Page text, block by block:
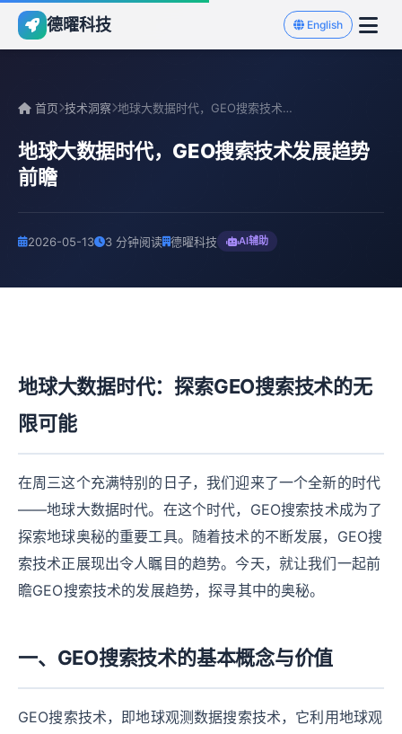
德曜科技 English
首页 技术洞察 地球大数据时代，GEO搜索技术发展趋势前瞻
地球大数据时代，GEO搜索技术发展趋势
前瞻
2026-05-13 3 分钟阅读 德曜科技 AI辅助
地球大数据时代：探索GEO搜索技术的无
限可能
在周三这个充满特别的日子，我们迎来了一个全新的时代
——地球大数据时代。在这个时代，GEO搜索技术成为了
探索地球奥秘的重要工具。随着技术的不断发展，GEO搜
索技术正展现出令人瞩目的趋势。今天，就让我们一起前
瞻GEO搜索技术的发展趋势，探寻其中的奥秘。
一、GEO搜索技术的基本概念与价值
GEO搜索技术，即地球观测数据搜索技术，它利用地球观